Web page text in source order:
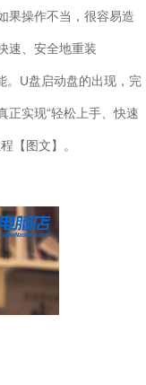
装机问题
电脑问题
果操作不当，很容易造
速、安全地重装
。U盘启动盘的出现，完
正实现“轻松上手、快速
【图文】。